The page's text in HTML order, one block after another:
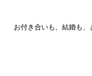
お付き合いも、結婚も